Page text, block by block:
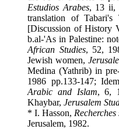
Estudios Arabes, 13
translation of
[Discussion of
b.al-'As in
African Studies, 52,
Jewish women,
Medina (Yathrib) in
1986 pp.133-147;
Arabic and Islam,
Khaybar,Jerusalem
* I. Hasson,
Jerusalem, 1982.